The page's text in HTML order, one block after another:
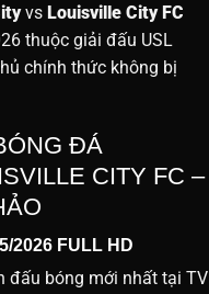
vs Louisville City FC
thuộc giải đấu USL
chính thức không bị
ĐÁ
CITY FC –
2026 FULL HD
đấu bóng mới nhất tại TV